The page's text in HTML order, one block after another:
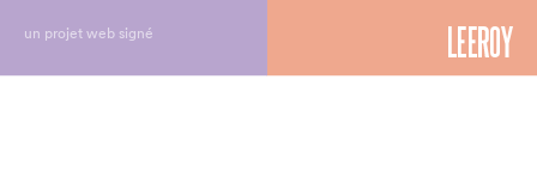
un projet web signé